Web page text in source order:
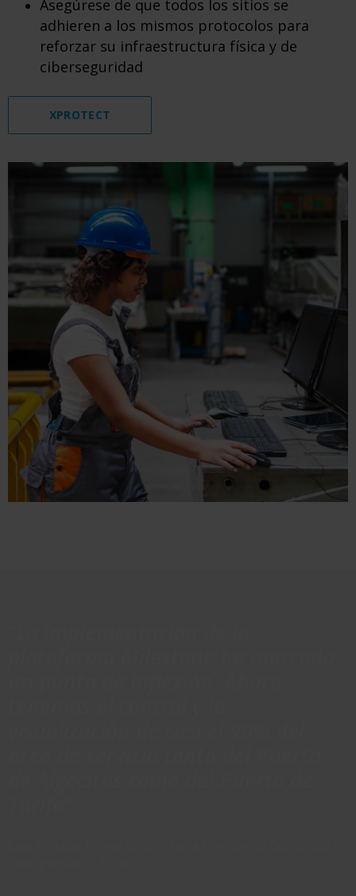
​Asegúrese de que todos los sitios se
adhieren a los mismos protocolos para
reforzar su infraestructura física y de
ciberseguridad
XPROTECT